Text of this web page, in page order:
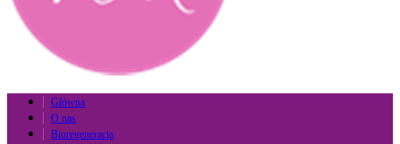
Główna
O nas
Bioregeneracja